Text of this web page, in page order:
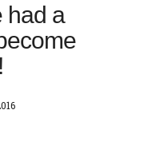
had a